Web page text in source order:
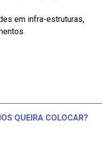
em infra-estruturas,
QUEIRA COLOCAR?